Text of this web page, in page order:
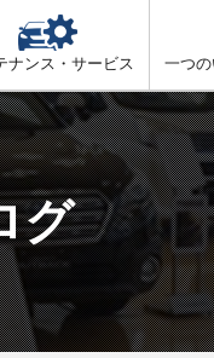
ナンス・サービス 一つ
グ